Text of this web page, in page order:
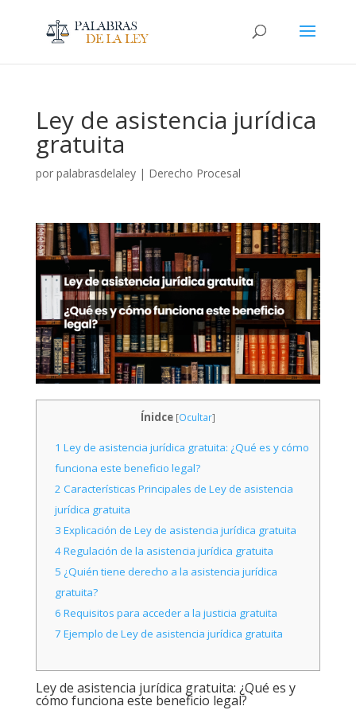
Ley de asistencia jurídica
gratuita
por palabrasdelaley| Derecho Procesal
Ínidce [Ocultar]
1 Ley de asistencia jurídica gratuita: ¿Qué es y cómo
funciona este beneficio legal?
2 Características Principales de Ley de asistencia
jurídica gratuita
3 Explicación de Ley de asistencia jurídica gratuita
4Regulación de la asistencia jurídica gratuita
5 ¿Quién tiene derecho a la asistencia jurídica
gratuita?
6 Requisitos para acceder a la justicia gratuita
7 Ejemplo de Ley de asistencia jurídica gratuita
Ley de asistencia jurídica gratuita: ¿Qué es y
cómo funciona este beneficio legal?